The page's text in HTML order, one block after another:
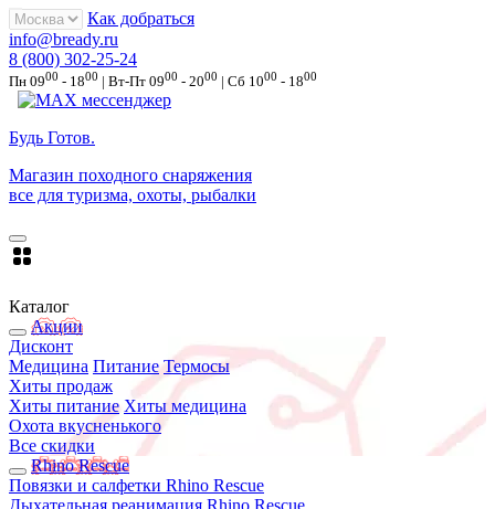
Как добраться
info@bready.ru
8 (800) 302-25-24
Пн 0900 - 1800 | Вт-Пт 0900 - 2000 | Сб 1000 - 1800
Будь Готов.
Магазин походного снаряжения
все для туризма, охоты, рыбалки
Каталог
Акции
Дисконт
Медицина Питание Термосы
Хиты продаж
Хиты питание Хиты медицина
Охота вкусненького
Все скидки
Rhino Rescue
Повязки и салфетки Rhino Rescue